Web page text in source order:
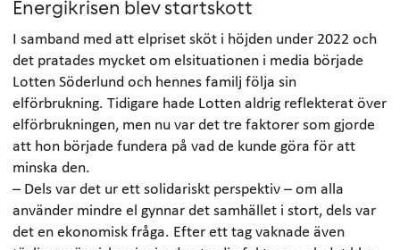
Energikrisen blev startskott
I samband med att elpriset sköt i höjden under 2022 och
det pratades mycket om elsituationen i media började
Lotten Söderlund och hennes familj följa sin
elförbrukning. Tidigare hade Lotten aldrig reflekterat över
elförbrukningen, men nu var det tre faktorer som gjorde
att hon började fundera på vad de kunde göra för att
minska den.
– Dels var det ur ett solidariskt perspektiv – om alla
använder mindre el gynnar det samhället i stort, dels var
det en ekonomisk fråga. Efter ett tag vaknade även